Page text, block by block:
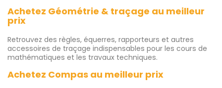
Achetez Géométrie & traçage au meilleur
prix
Retrouvez des règles, équerres, rapporteurs et autres
accessoires de traçage indispensables pour les cours de
mathématiques et les travaux techniques.
Achetez Compas au meilleur prix